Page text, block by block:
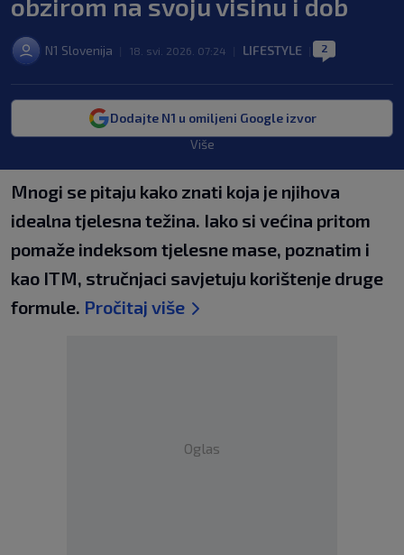
obzirom na svoju visinu i dob
N1 Slovenija 18. svi. 2026. 07:24 LIFESTYLE 2
Dodajte N1 u omiljeni Google izvor
Više
Mnogi se pitaju kako znati koja je njihova
idealna tjelesna težina. Iako si većina pritom
pomaže indeksom tjelesne mase, poznatim i
kao ITM, stručnjaci savjetuju korištenje druge
formule. Pročitaj više
Oglas